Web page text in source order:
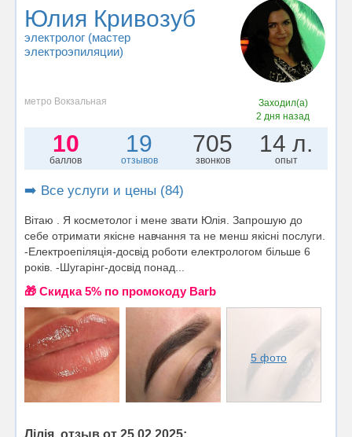
Юлия Кривозуб
электролог (мастер
электроэпиляции)
метро Вокзальная
Заходил(а)
2 дня назад
10
баллов
19
отзывов
705
звонков
14 л.
опыт
➡️ Все услуги и цены (84)
Вітаю . Я косметолог і мене звати Юлія. Запрошую до
себе отримати якісне навчання та не менш якісні послуги.
-Електроепіляція-досвід роботи електрологом більше 6
років. -Шугарінг-досвід понад...
🎁 Cкидка 5% по промокоду Barb
5 фото
Лілія, отзыв от 25.02.2025: